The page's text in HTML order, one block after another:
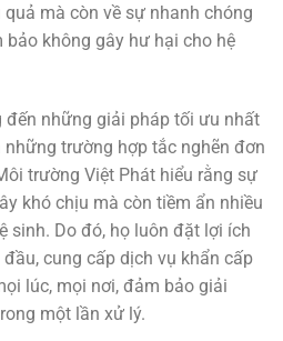
mà còn về sự nhanh chóng
không gây hư hại cho hệ
những giải pháp tối ưu nhất
trường hợp tắc nghẽn đơn
trường Việt Phát hiểu rằng sự
khó chịu mà còn tiềm ẩn nhiều
sinh. Do đó, họ luôn đặt lợi ích
cung cấp dịch vụ khẩn cấp
lúc, mọi nơi, đảm bảo giải
một lần xử lý.